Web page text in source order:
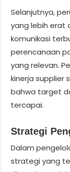
Selanjutnya,
yang lebih erat
komunikasi
perencanaan
yang relevan.
kinerja supplier
bahwa target
tercapai.
Strategi
Dalam
strategi yang